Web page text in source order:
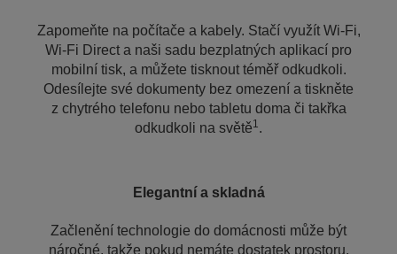
Zapomeňte na počítače a kabely. Stačí využít Wi-Fi,
Wi-Fi Direct a naši sadu bezplatných aplikací pro
mobilní tisk, a můžete tisknout téměř odkudkoli.
Odesílejte své dokumenty bez omezení a tiskněte
z chytrého telefonu nebo tabletu doma či takřka
odkudkoli na světě1.
Elegantní a skladná
Začlenění technologie do domácnosti může být
náročné, takže pokud nemáte dostatek prostoru,